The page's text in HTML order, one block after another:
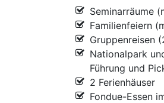
Seminarräume
Familienfeiern
Gruppenreisen
Nationalpark
Führung und
2 Ferienhäuser
Fondue-Essen